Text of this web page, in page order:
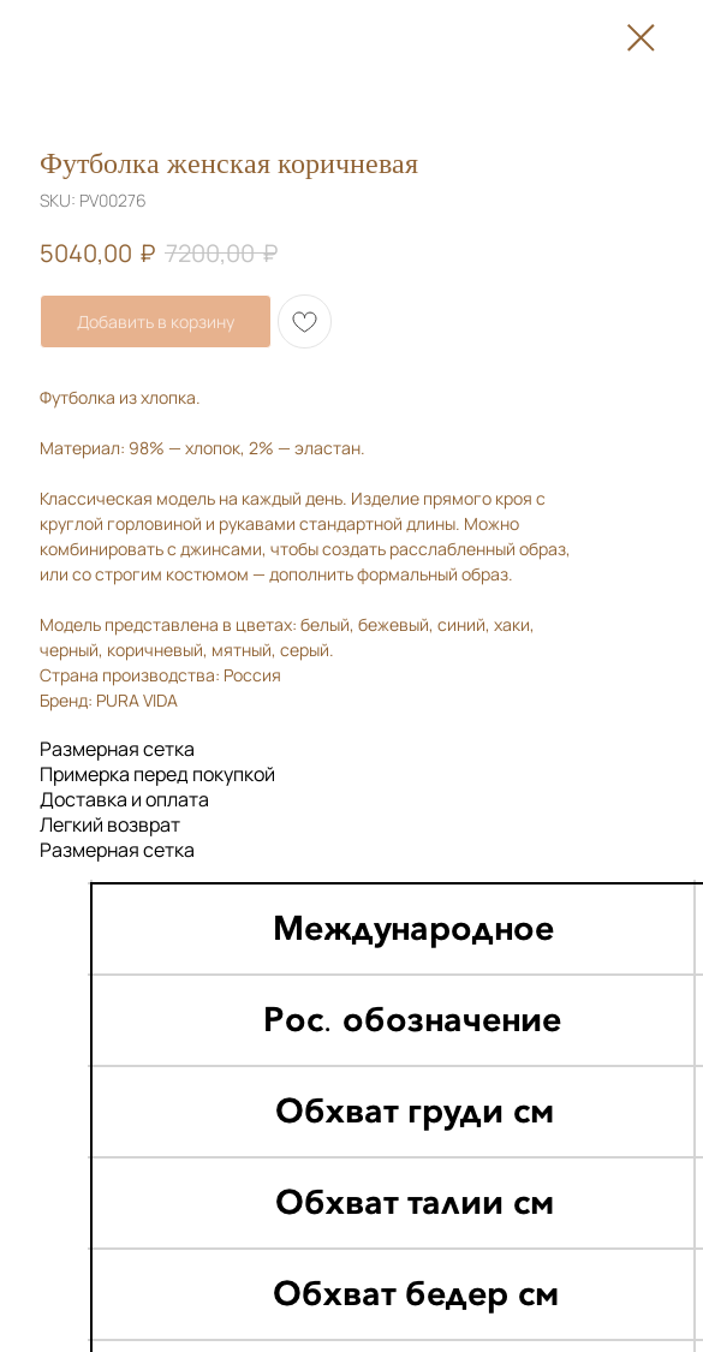
Футболка женская коричневая
SKU: PV00276
5040,00 ₽ 7200,00 ₽
Добавить в корзину
Футболка из хлопка.
Материал: 98% — хлопок, 2% — эластан.
Классическая модель на каждый день. Изделие прямого кроя с
круглой горловиной и рукавами стандартной длины. Можно
комбинировать с джинсами, чтобы создать расслабленный образ,
или со строгим костюмом — дополнить формальный образ.
Модель представлена в цветах: белый, бежевый, синий, хаки,
черный, коричневый, мятный, серый.
Страна производства: Россия
Бренд: PURA VIDA
Размерная сетка
Примерка перед покупкой
Доставка и оплата
Легкий возврат
Размерная сетка